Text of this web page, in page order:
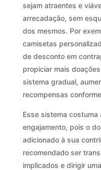
sejam atraentes e
arrecadação, sem
dos mesmos. Por
camisetas
de desconto em
propiciar mais
sistema gradual,
recompensas
Esse sistema costuma
engajamento, pois o
adicionado à sua
recomendado ser
implicados e dirigir